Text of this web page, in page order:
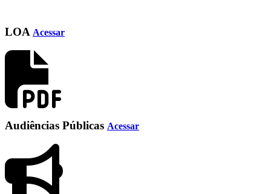
LOA Acessar
Audiências Públicas Acessar